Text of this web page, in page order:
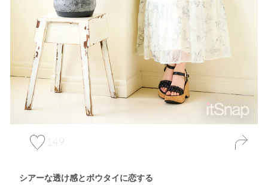
149
シアーな透け感とボウタイに恋する